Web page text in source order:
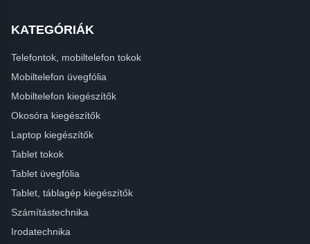
KATEGÓRIÁK
Telefontok, mobiltelefon tokok
Mobiltelefon üvegfólia
Mobiltelefon kiegészítők
Okosóra kiegészítők
Laptop kiegészítők
Tablet tokok
Tablet üvegfólia
Tablet, táblagép kiegészítők
Számítástechnika
Irodatechnika